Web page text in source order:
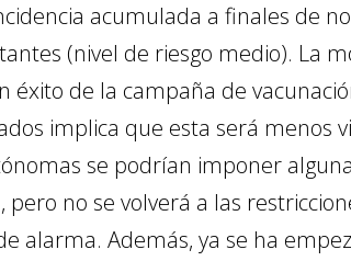
acumulada a finales de
(nivel de riesgo medio). La
éxito de la campaña de
implica que esta será menos
se podrían imponer
pero no se volverá a las
alarma. Además, ya se ha